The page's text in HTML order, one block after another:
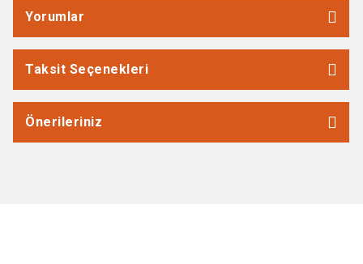
Yorumlar
Taksit Seçenekleri
Önerileriniz